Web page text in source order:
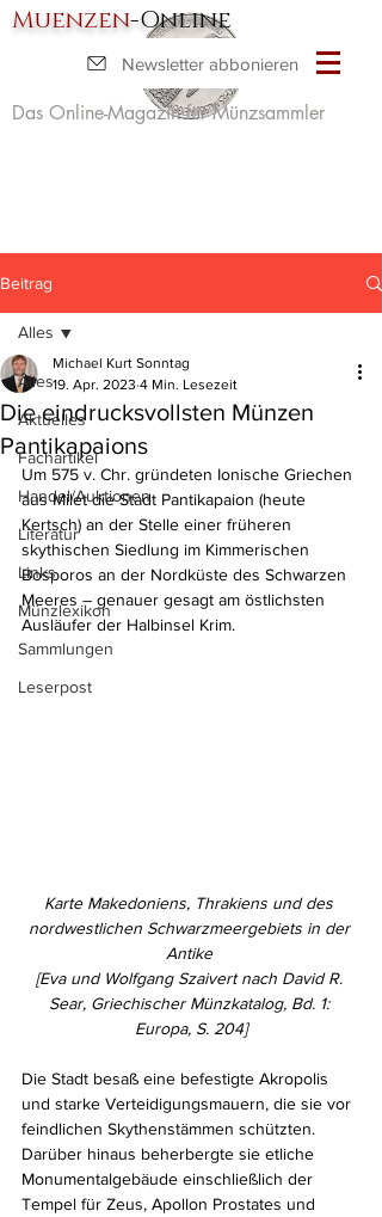
Muenzen-Online
Das Online-Magazin für Münzsammler
Newsletter abbonieren
Beitrag
Alles
Aktuelles
Fachartikel
Handel/Auktionen
Literatur
Links
Münzlexikon
Sammlungen
Leserpost
Alles
Die eindrucksvollsten Münzen
Pantikapaions
Michael Kurt Sonntag
19. Apr. 2023 4 Min. Lesezeit
Um 575 v. Chr. gründeten Ionische Griechen
aus Milet die Stadt Pantikapaion (heute
Kertsch) an der Stelle einer früheren
skythischen Siedlung im Kimmerischen
Bosporos an der Nordküste des Schwarzen
Meeres – genauer gesagt am östlichsten
Ausläufer der Halbinsel Krim.
Karte Makedoniens, Thrakiens und des
nordwestlichen Schwarzmeergebiets in der
Antike
[Eva und Wolfgang Szaivert nach David R.
Sear, Griechischer Münzkatalog, Bd. 1:
Europa, S. 204]
Die Stadt besaß eine befestigte Akropolis
und starke Verteidigungsmauern, die sie vor
feindlichen Skythenstämmen schützten.
Darüber hinaus beherbergte sie etliche
Monumentalgebäude einschließlich der
Tempel für Zeus, Apollon Prostates und